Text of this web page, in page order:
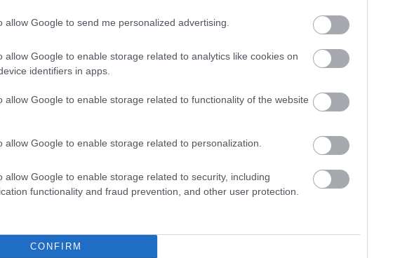
allow Google to send me personalized advertising.
allow Google to enable storage related to analytics like cookies on
identifiers in apps.
allow Google to enable storage related to functionality of the website
allow Google to enable storage related to personalization.
allow Google to enable storage related to security, including
functionality and fraud prevention, and other user protection.
CONFIRM
(6,144 x 4,096)